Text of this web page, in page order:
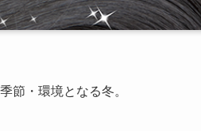
節・環境となる冬。